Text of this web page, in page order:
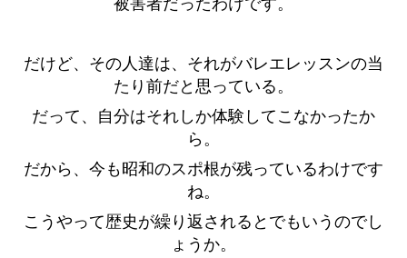
だけど、その人達は、それがバレエレッスンの当
たり前だと思っている。
だって、自分はそれしか体験してこなかったか
ら。
だから、今も昭和のスポ根が残っているわけです
ね。
こうやって歴史が繰り返されるとでもいうのでし
ょうか。